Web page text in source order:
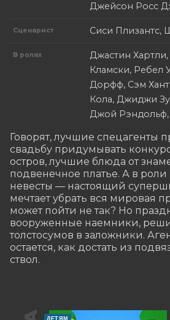
Джейсон Росс
Сценарист Сиси Плизантс,
В ролях
Джастин
Кламски, Ребел
Дорфф, Сэм
Кола, Джиджи
Джой
Говорят, лучшие спецагенты
свадьбу придумывать
остров, лучшие блюда от
подвенечное платье. А в
невесты — настоящий
мечтает убрать вся мировая
может пойти не так? Но
вооруженные наемники,
толстосумов в заложники.
остается, как достать из
ствол.